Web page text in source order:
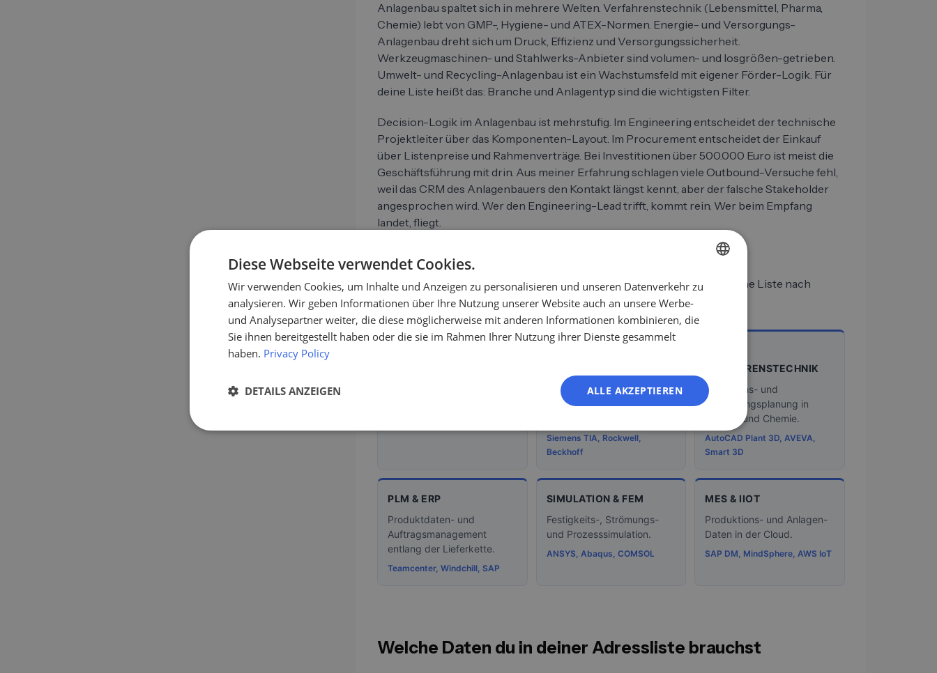
Anlagenbau spaltet sich in mehrere Welten. Verfahrenstechnik (Lebensmittel, Pharma,
Chemie) lebt von GMP-, Hygiene- und ATEX-Normen. Energie- und Versorgungs-
Anlagenbau dreht sich um Druck, Effizienz und Versorgungssicherheit.
Werkzeugmaschinen- und Stahlwerks-Anbieter sind volumen- und losgrößen-getrieben.
Umwelt- und Recycling-Anlagenbau ist ein Wachstumsfeld mit eigener Förder-Logik. Für
deine Liste heißt das: Branche und Anlagentyp sind die wichtigsten Filter.
Decision-Logik im Anlagenbau ist mehrstufig. Im Engineering entscheidet der technische
Projektleiter über das Komponenten-Layout. Im Procurement entscheidet der Einkauf
über Listenpreise und Rahmenverträge. Bei Investitionen über 500.000 Euro ist meist die
Geschäftsführung mit drin. Aus meiner Erfahrung schlagen viele Outbound-Versuche fehl,
weil das CRM des Anlagenbauers den Kontakt längst kennt, aber der falsche Stakeholder
angesprochen wird. Wer den Engineering-Lead trifft, kommt rein. Wer beim Empfang
landet, fliegt.
Wenn dein Angebot in einen technischen Stack passt, lohnt es sich, deine Liste nach
Engineering-Stack zu filtern. Hier die typischen Welten.
Steuerungs-
Programmierung und
Siemens TIA, Rockwell,
Beckhoff
VERFAHRENSTECHNIK
Verfahrens- und
Rohrleitungsplanung in
Pharma und Chemie.
AutoCAD Plant 3D, AVEVA,
Smart 3D
PLM & ERP
Produktdaten- und
Auftragsmanagement
entlang der Lieferkette.
Teamcenter, Windchill, SAP
SIMULATION & FEM
Festigkeits-, Strömungs-
und Prozesssimulation.
ANSYS, Abaqus, COMSOL
MES & IIOT
Produktions- und Anlagen-
Daten in der Cloud.
SAP DM, MindSphere, AWS IoT
Welche Daten du in deiner Adressliste brauchst
GERMAN
EN
NL
Diese Webseite verwendet Cookies.
Wir verwenden Cookies, um Inhalte und Anzeigen zu personalisieren und unseren Datenverkehr zu
analysieren. Wir geben Informationen über Ihre Nutzung unserer Website auch an unsere Werbe-
und Analysepartner weiter, die diese möglicherweise mit anderen Informationen kombinieren, die
Sie ihnen bereitgestellt haben oder die sie im Rahmen Ihrer Nutzung ihrer Dienste gesammelt
haben. Privacy Policy
ALLE AKZEPTIEREN
DETAILS ANZEIGEN